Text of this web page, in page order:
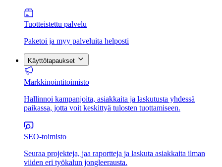
Tuotteistettu palvelu
Paketoi ja myy palveluita helposti
Käyttötapaukset
Markkinointitoimisto
Hallinnoi kampanjoita, asiakkaita ja laskutusta yhdessä
paikassa, jotta voit keskittyä tulosten tuottamiseen.
SEO-toimisto
Seuraa projekteja, jaa raportteja ja laskuta asiakkaita ilman
viiden eri työkalun jongleerausta.